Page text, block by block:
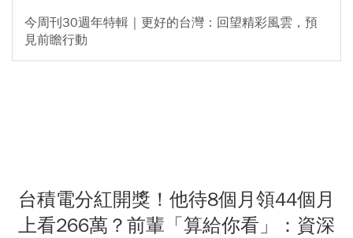
今周刊30週年特輯｜更好的台灣：回望精彩風雲，預
見前瞻行動
台積電分紅開獎！他待8個月領44個月
上看266萬？前輩「算給你看」：資深